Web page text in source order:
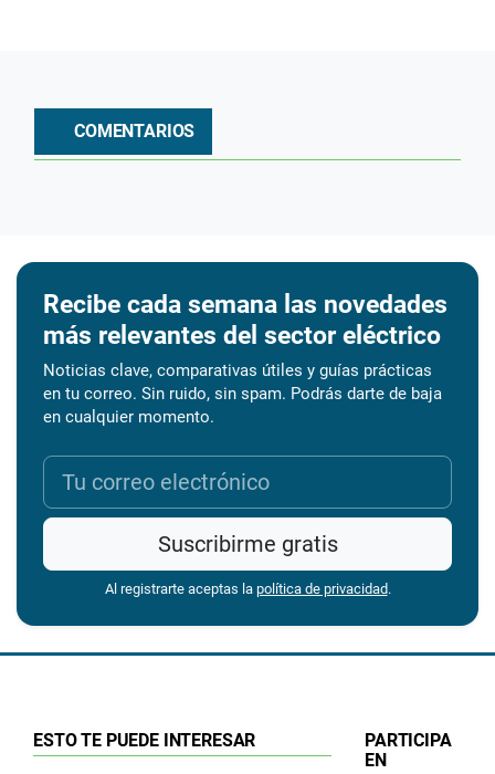
COMENTARIOS
Recibe cada semana las novedades
más relevantes del sector eléctrico
Noticias clave, comparativas útiles y guías prácticas
en tu correo. Sin ruido, sin spam. Podrás darte de baja
en cualquier momento.
Suscribirme gratis
Al registrarte aceptas la política de privacidad.
ESTO TE PUEDE INTERESAR
PARTICIPA
EN